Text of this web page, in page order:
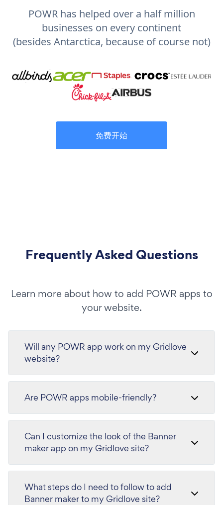
POWR has helped over a half million
businesses on every continent
(besides Antarctica, because of course not)
免费开始
Frequently Asked Questions
Learn more about how to add POWR apps to
your website.
Will any POWR app work on my Gridlove
website?
Are POWR apps mobile-friendly?
Can I customize the look of the Banner
maker app on my Gridlove site?
What steps do I need to follow to add
Banner maker to my Gridlove site?